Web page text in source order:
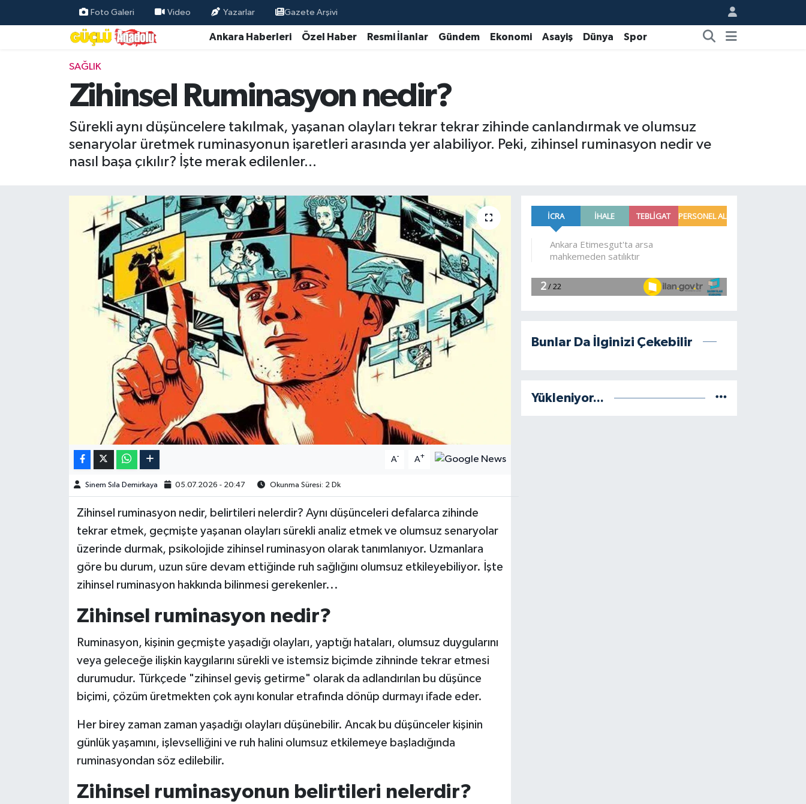
Foto Galeri Video Yazarlar Gazete Arşivi
Ankara Haberleri Özel Haber Resmi İlanlar Gündem Ekonomi Asayiş Dünya Spor
SAĞLIK
Zihinsel Ruminasyon nedir?
Sürekli aynı düşüncelere takılmak, yaşanan olayları tekrar tekrar zihinde canlandırmak ve olumsuz
senaryolar üretmek ruminasyonun işaretleri arasında yer alabiliyor. Peki, zihinsel ruminasyon nedir ve
nasıl başa çıkılır? İşte merak edilenler...
A- A+
Sinem Sıla Demirkaya 05.07.2026 - 20:47 Okunma Süresi: 2 Dk
Zihinsel ruminasyon nedir, belirtileri nelerdir? Aynı düşünceleri defalarca zihinde
tekrar etmek, geçmişte yaşanan olayları sürekli analiz etmek ve olumsuz senaryolar
üzerinde durmak, psikolojide zihinsel ruminasyon olarak tanımlanıyor. Uzmanlara
göre bu durum, uzun süre devam ettiğinde ruh sağlığını olumsuz etkileyebiliyor. İşte
zihinsel ruminasyon hakkında bilinmesi gerekenler...
Zihinsel ruminasyon nedir?
Ruminasyon, kişinin geçmişte yaşadığı olayları, yaptığı hataları, olumsuz duygularını
veya geleceğe ilişkin kaygılarını sürekli ve istemsiz biçimde zihninde tekrar etmesi
durumudur. Türkçede "zihinsel geviş getirme" olarak da adlandırılan bu düşünce
biçimi, çözüm üretmekten çok aynı konular etrafında dönüp durmayı ifade eder.
Her birey zaman zaman yaşadığı olayları düşünebilir. Ancak bu düşünceler kişinin
günlük yaşamını, işlevselliğini ve ruh halini olumsuz etkilemeye başladığında
ruminasyondan söz edilebilir.
Zihinsel ruminasyonun belirtileri nelerdir?
Bunlar Da İlginizi Çekebilir
Yükleniyor...
Özel Haber
Resmi İlanlar
Gündem
Yaşam-Çevre